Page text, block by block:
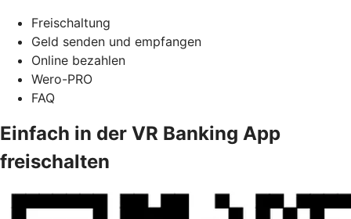
Freischaltung
Geld senden und empfangen
Online bezahlen
Wero-PRO
FAQ
Einfach in der VR Banking App
freischalten